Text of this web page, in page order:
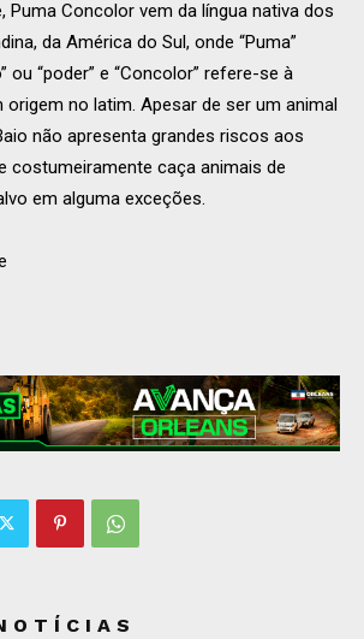
Puma Concolor vem da língua nativa dos
da América do Sul, onde “Puma”
ou “poder” e “Concolor” refere-se à
origem no latim. Apesar de ser um animal
não apresenta grandes riscos aos
costumeiramente caça animais de
em alguma exceções.